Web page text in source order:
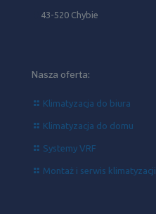
43-520 Chybie
Nasza oferta:
Klimatyzacja do biura
Klimatyzacja do domu
Systemy VRF
Montaż i serwis klimatyzacji